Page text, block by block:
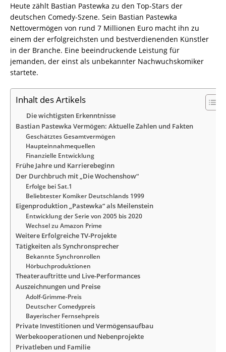
Heute zählt Bastian Pastewka zu den Top-Stars der
deutschen Comedy-Szene. Sein Bastian Pastewka
Nettovermögen von rund 7 Millionen Euro macht ihn zu
einem der erfolgreichsten und bestverdienenden Künstler
in der Branche. Eine beeindruckende Leistung für
jemanden, der einst als unbekannter Nachwuchskomiker
startete.
Inhalt des Artikels
Die wichtigsten Erkenntnisse
Bastian Pastewka Vermögen: Aktuelle Zahlen und Fakten
Geschätztes Gesamtvermögen
Haupteinnahmequellen
Finanzielle Entwicklung
Frühe Jahre und Karrierebeginn
Der Durchbruch mit „Die Wochenshow“
Erfolge bei Sat.1
Beliebtester Komiker Deutschlands 1999
Eigenproduktion „Pastewka“ als Meilenstein
Entwicklung der Serie von 2005 bis 2020
Wechsel zu Amazon Prime
Weitere Erfolgreiche TV-Projekte
Tätigkeiten als Synchronsprecher
Bekannte Synchronrollen
Hörbuchproduktionen
Theaterauftritte und Live-Performances
Auszeichnungen und Preise
Adolf-Grimme-Preis
Deutscher Comedypreis
Bayerischer Fernsehpreis
Private Investitionen und Vermögensaufbau
Werbekooperationen und Nebenprojekte
Privatleben und Familie